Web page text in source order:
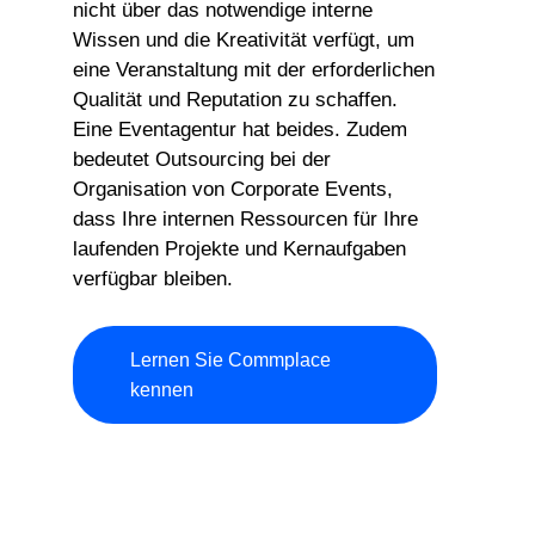
nicht über das notwendige interne
Wissen und die Kreativität verfügt, um
eine Veranstaltung mit der erforderlichen
Qualität und Reputation zu schaffen.
Eine Eventagentur hat beides. Zudem
bedeutet Outsourcing bei der
Organisation von Corporate Events,
dass Ihre internen Ressourcen für Ihre
laufenden Projekte und Kernaufgaben
verfügbar bleiben.
Lernen Sie Commplace
kennen